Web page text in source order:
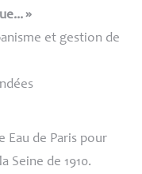
»
et gestion de
Eau de Paris pour
Seine de 1910.